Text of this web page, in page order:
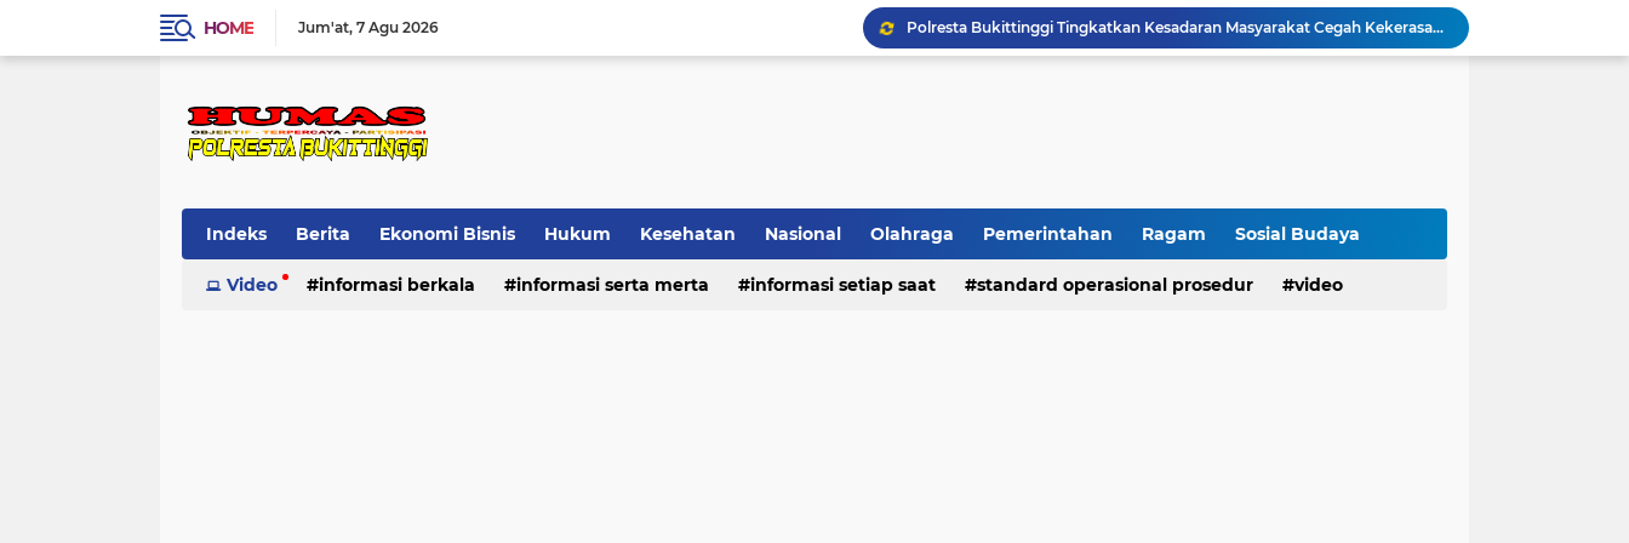
HOME Jum'at 7 Agu 2026
Polresta Bukittinggi Tingkatkan Kesadaran Masyarakat Cegah Kekerasan terhadap Perempuan dan TPPO
Raih IKPA 100, Polresta Bukittinggi Buktikan Pengelolaan Anggaran yang Profesional dan Akuntabel
Tanamkan Kesadaran Sejak Dini, Binmas Polresta Bukittinggi Sosialisasikan Bahaya NAPZA di SMPN 1 Bukittinggi
Indeks Berita Ekonomi Bisnis Hukum Kesehatan Nasional Olahraga Pemerintahan Ragam Sosial Budaya
Standard Operasional Prosedur Video
Video informasi berkala informasi serta merta informasi setiap saat standard operasional prosedur video